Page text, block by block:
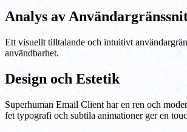
Analys av
Ett visuellt tilltalande och intuitivt
användbarhet.
Design och Estetik
Superhuman Email Client har en ren och
fet typografi och subtila animationer ger en